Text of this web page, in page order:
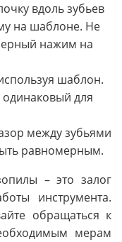
вдоль зубьев
на шаблоне. Не
нажим на
шаблон.
одинаковый для
между зубьями
равномерным.
– это залог
инструмента.
обращаться к
мерам